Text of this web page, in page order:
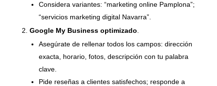
Considera variantes: “marketing online Pamplona”;
“servicios marketing digital Navarra”.
Google My Business optimizado
Asegúrate de rellenar todos los campos: dirección
exacta, horario, fotos, descripción con tu palabra
clave.
Pide reseñas a clientes satisfechos; responde a